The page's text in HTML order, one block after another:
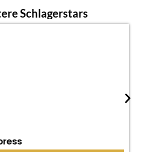
Schlagerstars